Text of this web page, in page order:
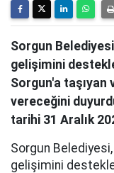
Sorgun
gelişimini
Sorgun'a
vereceğini
tarihi 31 Aralık
Sorgun
gelişimini